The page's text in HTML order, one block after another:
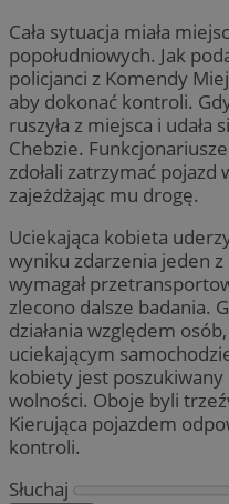
Cała sytuacja miała
popołudniowych. Jak
policjanci z Komendy
aby dokonać kontroli.
ruszyła z miejsca i
Chebzie.
zdołali zatrzymać
zajeżdżając mu drogę.
Uciekająca kobieta
wyniku zdarzenia jeden
wymagał
zlecono dalsze badania.
działania względem
uciekającym
kobiety jest
wolności. Oboje byli
Kierująca pojazdem
kontroli.
Słuchaj